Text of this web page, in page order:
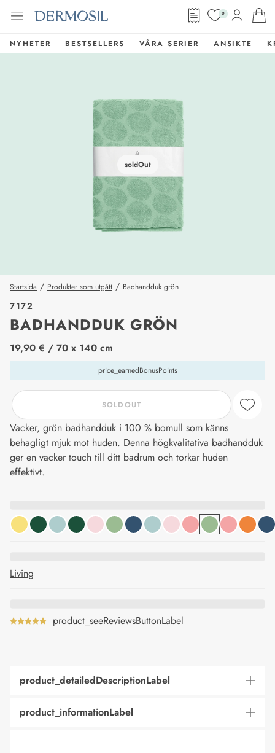
0
NYHETER BESTSELLERS VÅRA SERIER ANSIKTE
soldOut
Startsida / Produkter som utgått / Badhandduk grön
7172
BADHANDDUK GRÖN
price_label
19,90 € / 70 x 140 cm
price_earnedBonusPoints
SOLDOUT
Vacker, grön badhandduk i 100 % bomull som känns
behagligt mjuk mot huden. Denna högkvalitativa badhandduk
ger en vacker touch till ditt badrum och torkar huden
effektivt.
Living
product_seeReviewsButtonLabel
product_detailedDescriptionLabel
product_informationLabel